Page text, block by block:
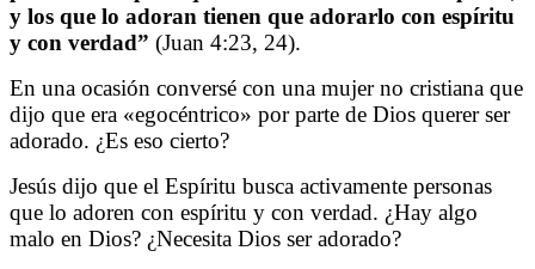
y los que lo adoran tienen que adorarlo con espíritu
y con verdad” (Juan 4:23, 24).
En una ocasión conversé con una mujer no cristiana que
dijo que era «egocéntrico» por parte de Dios querer ser
adorado. ¿Es eso cierto?
Jesús dijo que el Espíritu busca activamente personas
que lo adoren con espíritu y con verdad. ¿Hay algo
malo en Dios? ¿Necesita Dios ser adorado?